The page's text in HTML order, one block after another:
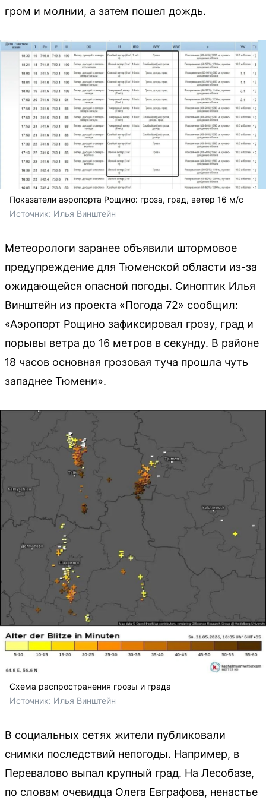
гром и молнии, а затем пошел дождь.
Показатели аэропорта Рощино: гроза, град, ветер 16 м/с
Источник: Илья Винштейн
Метеорологи заранее объявили штормовое
предупреждение для Тюменской области из-за
ожидающейся опасной погоды. Синоптик Илья
Винштейн из проекта «Погода 72» сообщил:
«Аэропорт Рощино зафиксировал грозу, град и
порывы ветра до 16 метров в секунду. В районе
18 часов основная грозовая туча прошла чуть
западнее Тюмени».
Схема распространения грозы и града
Источник: Илья Винштейн
В социальных сетях жители публиковали
снимки последствий непогоды. Например, в
Перевалово выпал крупный град. На Лесобазе,
по словам очевидца Олега Евграфова, ненастье